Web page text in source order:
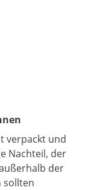
verpackt und
Nachteil, der
der
sollten